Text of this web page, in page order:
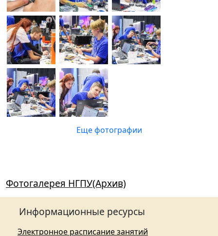
Еще фотографии
Фотогалерея НГПУ(Архив)
Информационные ресурсы
Электронное расписание занятий